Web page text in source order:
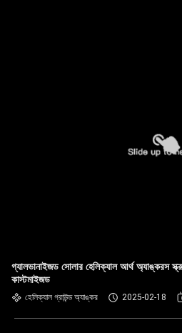
গ্যালভানাইজড সোলার হেলিক্যাল আর্থ অ্যাঙ্করস স্ক্রু
কাস্টমাইজড
হেলিক্যাল গ্রাউন্ড অ্যাঙ্কর 2025-02-18